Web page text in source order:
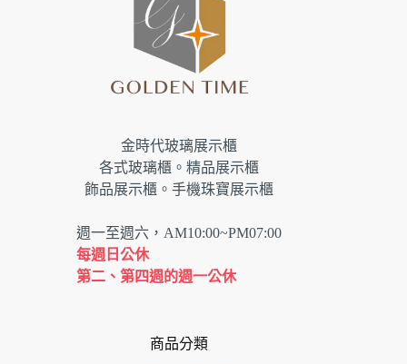
金時代玻璃展示櫃
各式玻璃櫃。精品展示櫃
飾品展示櫃。手機珠寶展示櫃
週一至週六，AM10:00~PM07:00
每週日公休
第二、第四週的週一公休
商品分類